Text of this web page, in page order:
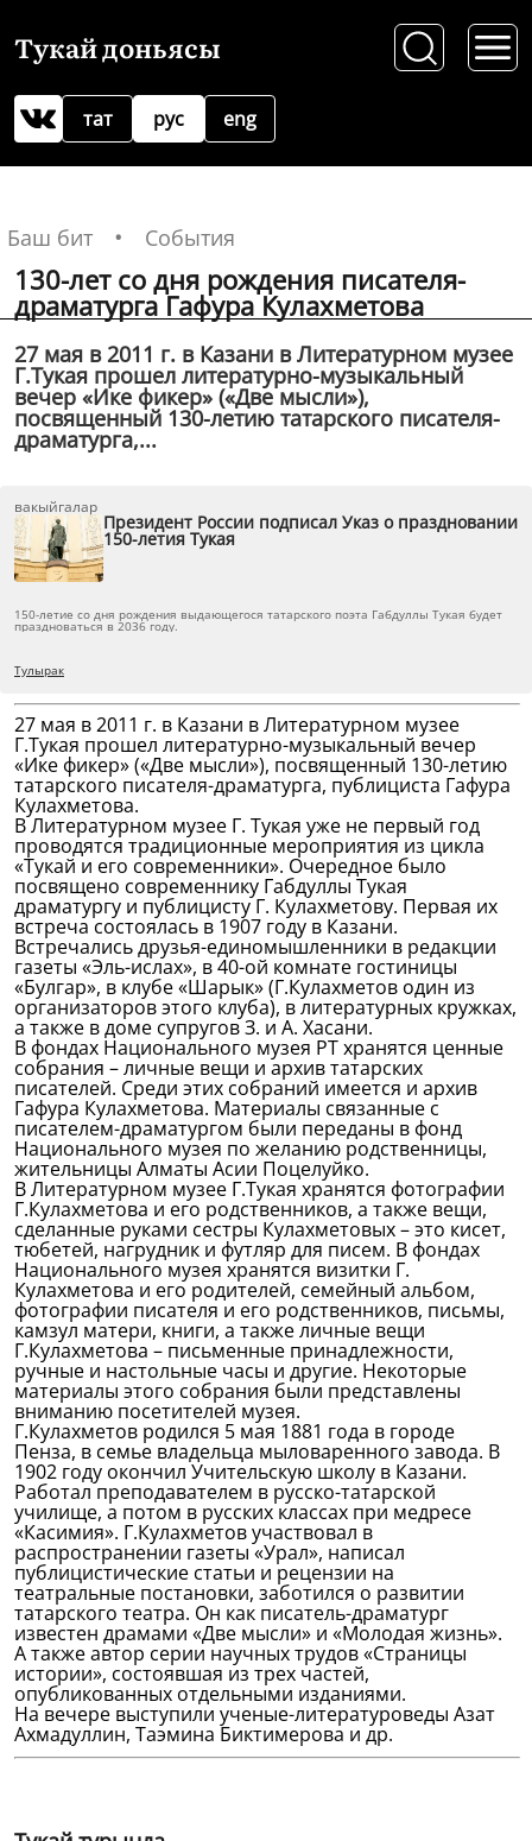
Тукай доньясы
рус
тат eng
Баш бит События
130-лет со дня рождения писателя-
драматурга Гафура Кулахметова
27 мая в 2011 г. в Казани в Литературном музее
Г.Тукая прошел литературно-музыкальный
вечер «Ике фикер» («Две мысли»),
посвященный 130-летию татарского писателя-
драматурга,...
вакыйгалар
Президент России подписал Указ о праздновании
150-летия Тукая
150-летие со дня рождения выдающегося татарского поэта Габдуллы Тукая будет
праздноваться в 2036 году.
Тулырак
27 мая в 2011 г. в Казани в Литературном музее
Г.Тукая прошел литературно-музыкальный вечер
«Ике фикер» («Две мысли»), посвященный 130-летию
татарского писателя-драматурга, публициста Гафура
Кулахметова.
В Литературном музее Г. Тукая уже не первый год
проводятся традиционные мероприятия из цикла
«Тукай и его современники». Очередное было
посвящено современнику Габдуллы Тукая
драматургу и публицисту Г. Кулахметову. Первая их
встреча состоялась в 1907 году в Казани.
Встречались друзья-единомышленники в редакции
газеты «Эль-ислах», в 40-ой комнате гостиницы
«Булгар», в клубе «Шарык» (Г.Кулахметов один из
организаторов этого клуба), в литературных кружках,
а также в доме супругов З. и А. Хасани.
В фондах Национального музея РТ хранятся ценные
собрания – личные вещи и архив татарских
писателей. Среди этих собраний имеется и архив
Гафура Кулахметова. Материалы связанные с
писателем-драматургом были переданы в фонд
Национального музея по желанию родственницы,
жительницы Алматы Асии Поцелуйко.
В Литературном музее Г.Тукая хранятся фотографии
Г.Кулахметова и его родственников, а также вещи,
сделанные руками сестры Кулахметовых – это кисет,
тюбетей, нагрудник и футляр для писем. В фондах
Национального музея хранятся визитки Г.
Кулахметова и его родителей, семейный альбом,
фотографии писателя и его родственников, письмы,
камзул матери, книги, а также личные вещи
Г.Кулахметова – письменные принадлежности,
ручные и настольные часы и другие. Некоторые
материалы этого собрания были представлены
вниманию посетителей музея.
Г.Кулахметов родился 5 мая 1881 года в городе
Пенза, в семье владельца мыловаренного завода. В
1902 году окончил Учительскую школу в Казани.
Работал преподавателем в русско-татарской
училище, а потом в русских классах при медресе
«Касимия». Г.Кулахметов участвовал в
распространении газеты «Урал», написал
публицистические статьи и рецензии на
театральные постановки, заботился о развитии
татарского театра. Он как писатель-драматург
известен драмами «Две мысли» и «Молодая жизнь».
А также автор серии научных трудов «Страницы
истории», состоявшая из трех частей,
опубликованных отдельными изданиями.
На вечере выступили ученые-литературоведы Азат
Ахмадуллин, Таэмина Биктимерова и др.